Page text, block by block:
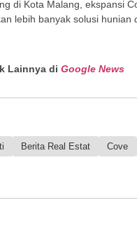
di Kota Malang, ekspansi
lebih banyak solusi hunian
Lainnya di Google News
Berita Real Estat Cove